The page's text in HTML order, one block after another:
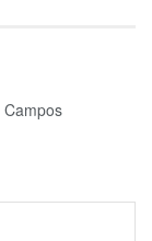
Campos